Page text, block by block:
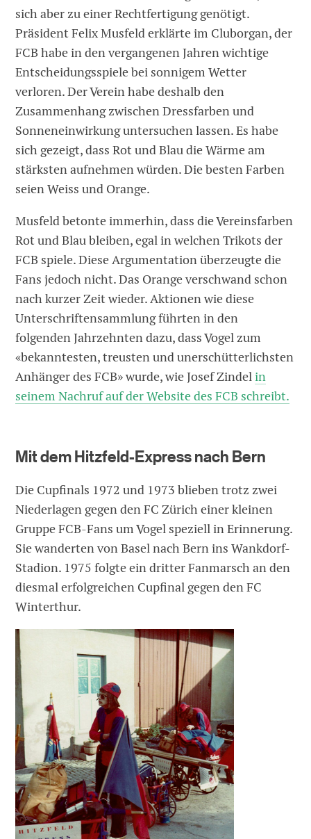
sich aber zu einer Rechtfertigung genötigt.
Präsident Felix Musfeld erklärte im Cluborgan, der
FCB habe in den vergangenen Jahren wichtige
Entscheidungsspiele bei sonnigem Wetter
verloren. Der Verein habe deshalb den
Zusammenhang zwischen Dressfarben und
Sonneneinwirkung untersuchen lassen. Es habe
sich gezeigt, dass Rot und Blau die Wärme am
stärksten aufnehmen würden. Die besten Farben
seien Weiss und Orange.
Musfeld betonte immerhin, dass die Vereinsfarben
Rot und Blau bleiben, egal in welchen Trikots der
FCB spiele. Diese Argumentation überzeugte die
Fans jedoch nicht. Das Orange verschwand schon
nach kurzer Zeit wieder. Aktionen wie diese
Unterschriftensammlung führten in den
folgenden Jahrzehnten dazu, dass Vogel zum
«bekanntesten, treusten und unerschütterlichsten
Anhänger des FCB» wurde, wie Josef Zindelin
seinem Nachruf auf der Website des FCB schreibt.
Mit dem Hitzfeld-Express nach Bern
Die Cupfinals 1972 und 1973 blieben trotz zwei
Niederlagen gegen den FC Zürich einer kleinen
Gruppe FCB-Fans um Vogel speziell in Erinnerung.
Sie wanderten von Basel nach Bern ins Wankdorf-
Stadion. 1975 folgte ein dritter Fanmarsch an den
diesmal erfolgreichen Cupfinal gegen den FC
Winterthur.